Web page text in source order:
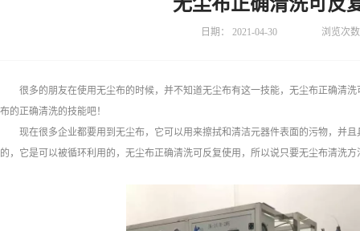
日期： 2021-04-30 浏览次
很多的朋友在使用无尘布的时候，并不知道无尘布有这一技能，无尘布正确清
布的正确清洗的技能吧！
现在很多企业都要用到无尘布，它可以用来擦拭和清洁元器件表面的污物，并
的，它是可以被循环利用的，无尘布正确清洗可反复使用，所以说只要无尘布清洗